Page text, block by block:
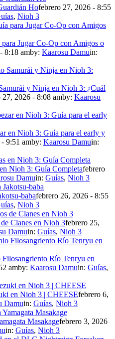
Hofebrero 27, 2026 - 8:55
, Nioh 3
Jugar Co-Op con Amigos o
8:18 amby: Kaarosu Damuin:
y Ninja en Nioh 3: ¿Cuál
27, 2026 - 8:08 amby: Kaarosu
en Nioh 3: Guía para el early y
9:51 amby: Kaarosu Damuin:
Nioh 3: Guía Completafebrero
Damuin: Guías, Nioh 3
babafebrero 26, 2026 - 8:55
, Nioh 3
Clanes en Nioh 3febrero 25,
Damuin: Guías, Nioh 3
Río Tenryu en
amby: Kaarosu Damuin: Guías,
en Nioh 3 | CHEESEfebrero 6,
Damuin: Guías, Nioh 3
Masakagefebrero 3, 2026
in: Guías, Nioh 3